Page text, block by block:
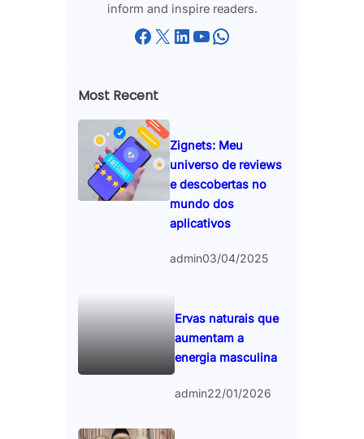
inform and inspire readers.
Facebook X LinkedIn YouTube WhatsApp
Most Recent
Zignets: Meu
universo de reviews
e descobertas no
mundo dos
aplicativos
admin03/04/2025
Ervas naturais que
aumentam a
energia masculina
admin22/01/2026